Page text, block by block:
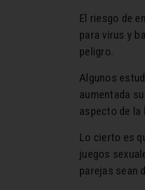
El riesgo de
para virus y
peligro.
Algunos
aumentada
aspecto de la
Lo cierto es
juegos
parejas sean